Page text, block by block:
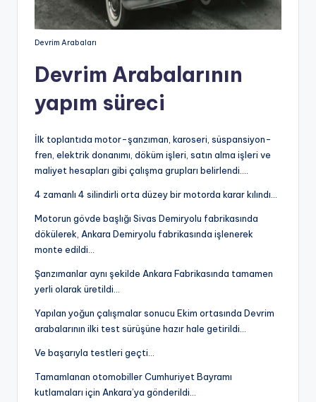
Devrim Arabaları
Devrim Arabalarının
yapım süreci
İlk toplantıda motor-şanzıman, karoseri, süspansiyon-
fren, elektrik donanımı, döküm işleri, satın alma işleri ve
maliyet hesapları gibi çalışma grupları belirlendi….
4 zamanlı 4 silindirli orta düzey bir motorda karar kılındı…
Motorun gövde başlığı Sivas Demiryolu fabrikasında
dökülerek, Ankara Demiryolu fabrikasında işlenerek
monte edildi…
Şanzımanlar aynı şekilde Ankara Fabrikasında tamamen
yerli olarak üretildi…
Yapılan yoğun çalışmalar sonucu Ekim ortasında Devrim
arabalarının ilki test sürüşüne hazır hale getirildi…
Ve başarıyla testleri geçti…
Tamamlanan otomobiller Cumhuriyet Bayramı
kutlamaları için Ankara’ya gönderildi…